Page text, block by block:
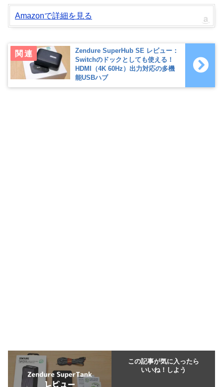
Amazonで詳細を見る
Zendure SuperHub SE レビュー：
Switchのドックとしても使える！
HDMI（4K 60Hz）出力対応の多機
能USBハブ
この記事が気に入ったら
いいね！しよう